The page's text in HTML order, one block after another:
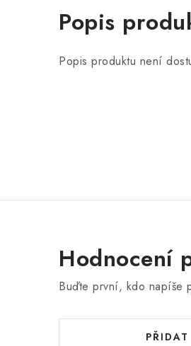
Popis
Popis produktu není
Hodnocení
Buďte první, kdo napíše